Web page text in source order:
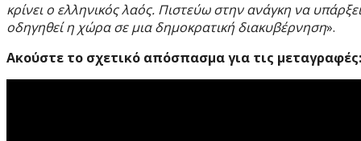
κρίνει ο ελληνικός λαός. Πιστεύω στην ανάγκη να
οδηγηθεί η χώρα σε μια δημοκρατική διακυβέρνηση».
Ακούστε το σχετικό απόσπασμα για τις μεταγραφές: